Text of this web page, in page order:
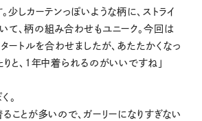
少しカーテンっぽいような柄に、ストライ
て、柄の組み合わせもユニーク。今回は
ートルを合わせましたが、あたたかくなっ
と、1年中着られるのがいいですね」
。
ることが多いので、ガーリーになりすぎない